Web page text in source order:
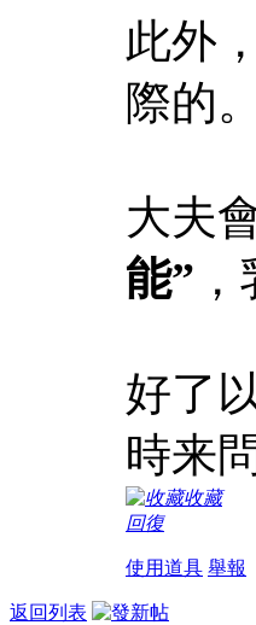
此外
際的。
大夫
能”
好了
時来
收藏
回復
使用道具 舉報
返回列表